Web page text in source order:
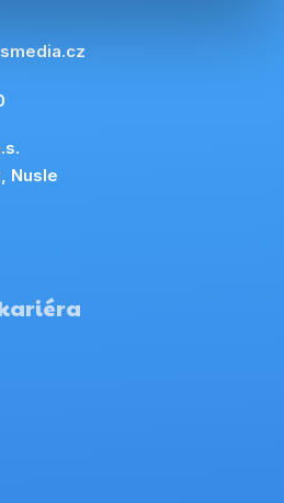
Nusle